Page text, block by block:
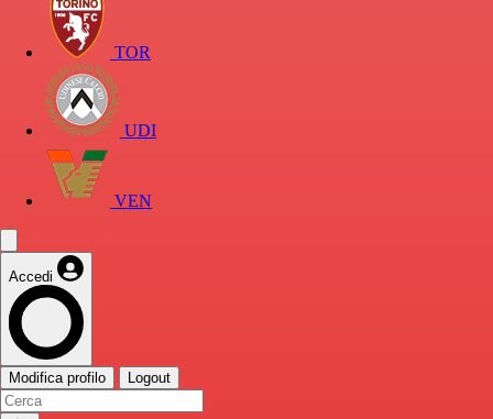
TOR
UDI
VEN
Accedi
Modifica profilo Logout